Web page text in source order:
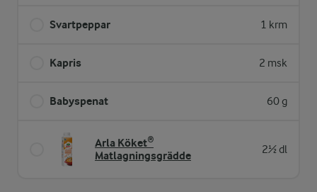
Svartpeppar 1 krm
Kapris 2 msk
Babyspenat 60 g
Arla Köket®
Matlagningsgrädde
2½ dl